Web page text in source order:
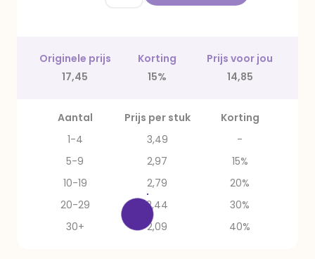
Originele prijs Korting
Prijs voor jou
17,45
15% 14,85
Aantal Prijs per stuk
Korting
1-4
3,49
-
5-9
2,97
15%
10-19
2,79
20%
20-29
2,44
30%
30+
2,09 40%